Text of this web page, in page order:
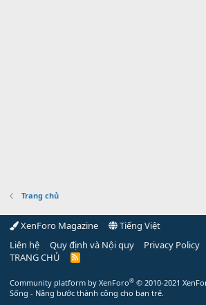
Trang chủ
XenForo Magazine
Tiếng Việt
Liên hệ
Quy định và Nội quy Privacy Policy
TRANG CHỦ
R
Community platform by XenForo® © 2010-2021
Sống - Nâng bước thành công cho bạn trẻ.